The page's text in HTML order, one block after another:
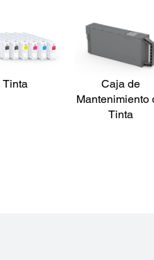
Tinta
Caja de
Mantenimiento
Tinta